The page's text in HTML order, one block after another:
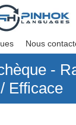
Nous
-
/ Efficace